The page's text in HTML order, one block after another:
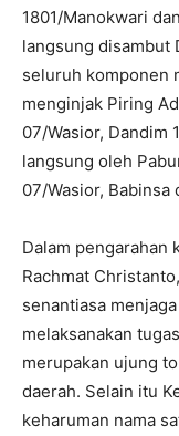
1801/Manokwari
langsung disambut
seluruh komponen
menginjak Piring
07/Wasior, Dandim
langsung oleh
07/Wasior, Babinsa
Dalam pengarahan
Rachmat
senantiasa
melaksanakan
merupakan ujung
daerah. Selain itu
keharuman nama